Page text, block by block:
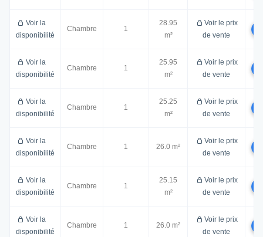
Voir la
disponibilité
Chambre 1
28.95
m²
Voir le prix
de vente
Voir la
disponibilité
Chambre 1
25.95
m²
Voir le prix
de vente
Voir la
disponibilité
Chambre 1
25.25
m²
Voir le prix
de vente
Voir la
disponibilité
Chambre 1 26.0 m²
Voir le prix
de vente
Voir la
disponibilité
Chambre 1
25.15
m²
Voir le prix
de vente
Voir la
disponibilité
Chambre 1 26.0 m²
Voir le prix
de vente